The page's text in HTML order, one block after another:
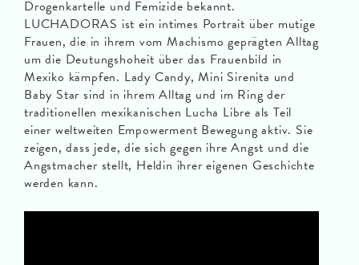
Drogenkartelle und Femizide bekannt.
LUCHADORAS ist ein intimes Portrait über mutige
Frauen, die in ihrem vom Machismo geprägten Alltag
um die Deutungshoheit über das Frauenbild in
Mexiko kämpfen. Lady Candy, Mini Sirenita und
Baby Star sind in ihrem Alltag und im Ring der
traditionellen mexikanischen Lucha Libre als Teil
einer weltweiten Empowerment Bewegung aktiv. Sie
zeigen, dass jede, die sich gegen ihre Angst und die
Angstmacher stellt, Heldin ihrer eigenen Geschichte
werden kann.